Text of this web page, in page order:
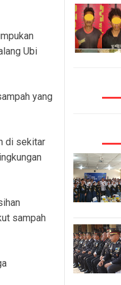
Ubi
yang
di sekitar
sampah